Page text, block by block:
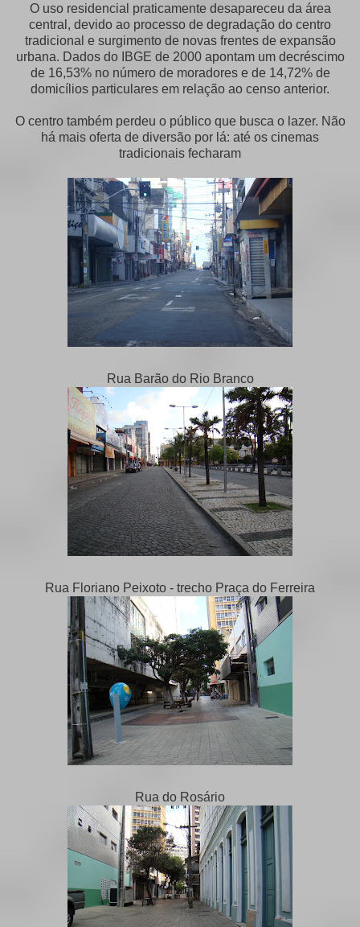
O uso residencial praticamente desapareceu da área
central, devido ao processo de degradação do centro
tradicional e surgimento de novas frentes de expansão
urbana. Dados do IBGE de 2000 apontam um decréscimo
de 16,53% no número de moradores e de 14,72% de
domicílios particulares em relação ao censo anterior.
O centro também perdeu o público que busca o lazer. Não
há mais oferta de diversão por lá: até os cinemas
tradicionais fecharam
Rua Barão do Rio Branco
Rua Floriano Peixoto - trecho Praça do Ferreira
Rua do Rosário